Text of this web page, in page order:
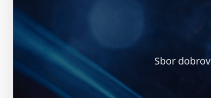
Sbor